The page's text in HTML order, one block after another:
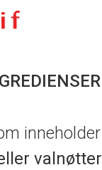
inneholder
valnøtter